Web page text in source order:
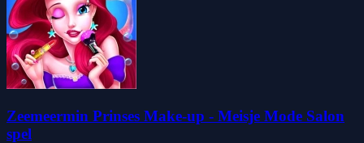
Zeemeermin Prinses Make-up - Meisje Mode Salon
spel